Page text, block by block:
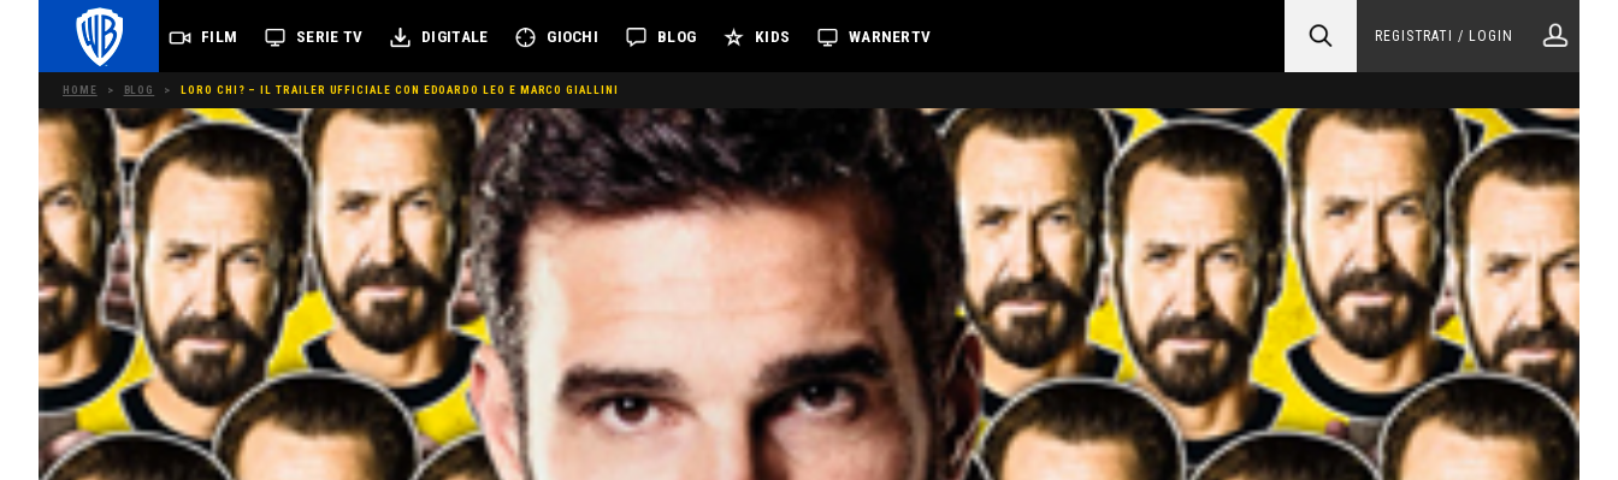
FILM SERIE TV DIGITALE GIOCHI BLOG KIDS WARNERTV REGISTRATI / LOGIN
HOME > BLOG > LORO CHI? – IL TRAILER UFFICIALE CON EDOARDO LEO E MARCO GIALLINI